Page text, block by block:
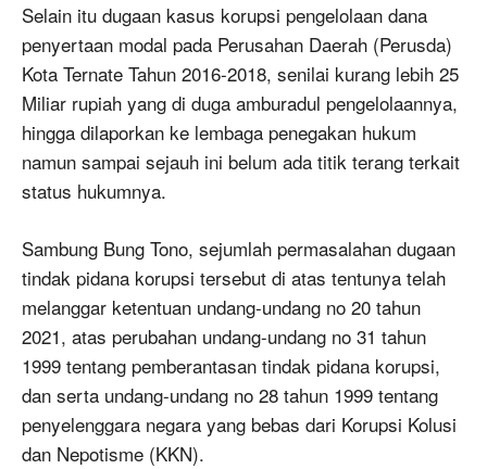
Selain itu dugaan kasus korupsi pengelolaan dana
penyertaan modal pada Perusahan Daerah (Perusda)
Kota Ternate Tahun 2016-2018, senilai kurang lebih 25
Miliar rupiah yang di duga amburadul pengelolaannya,
hingga dilaporkan ke lembaga penegakan hukum
namun sampai sejauh ini belum ada titik terang terkait
status hukumnya.
Sambung Bung Tono, sejumlah permasalahan dugaan
tindak pidana korupsi tersebut di atas tentunya telah
melanggar ketentuan undang-undang no 20 tahun
2021, atas perubahan undang-undang no 31 tahun
1999 tentang pemberantasan tindak pidana korupsi,
dan serta undang-undang no 28 tahun 1999 tentang
penyelenggara negara yang bebas dari Korupsi Kolusi
dan Nepotisme (KKN).